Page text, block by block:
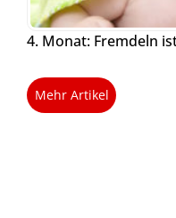
4. Monat: Fremdeln
Mehr Artikel